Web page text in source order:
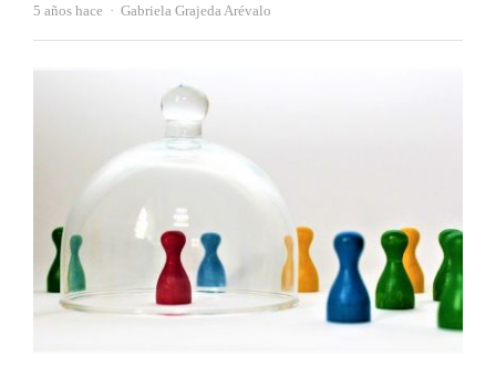
5 años hace Autor
Gabriela Grajeda Arévalo